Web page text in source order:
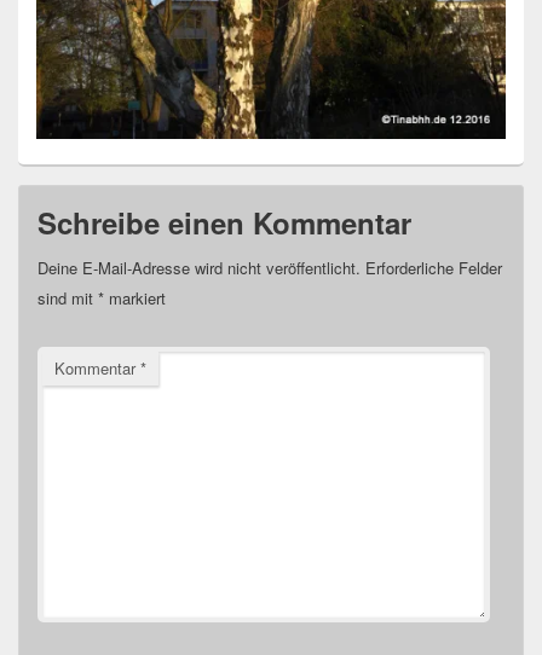
Schreibe einen Kommentar
Deine E-Mail-Adresse wird nicht veröffentlicht. Erforderliche Felder
sind mit * markiert
Kommentar*